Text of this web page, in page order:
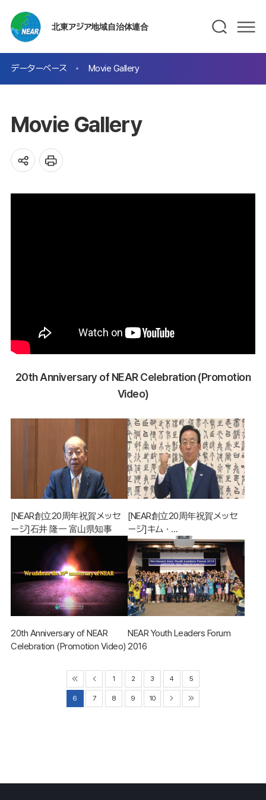
北東アジア地域自治体連合
データーベース Movie Gallery
Movie Gallery
20th Anniversary of NEAR Celebration (Promotion
Video)
[NEAR創立20周年祝賀メッセ
ージ]石井 隆一 富山県知事
[NEAR創立20周年祝賀メッセ
ージ]キム・
グァンヨン慶尚北道知事
20th Anniversary of NEAR
Celebration (Promotion Video)
NEAR Youth Leaders Forum
2016
1 2 3 4 5
6 7 8 9 10